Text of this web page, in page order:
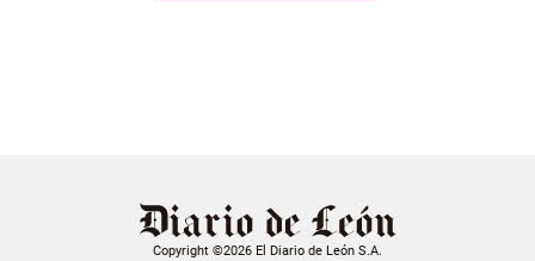
Copyright ©2026 El Diario de León S.A.